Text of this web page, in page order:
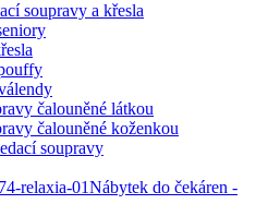
soupravy a křesla
čalouněné látkou
čalouněné koženkou
soupravy
Nábytek do čekáren -